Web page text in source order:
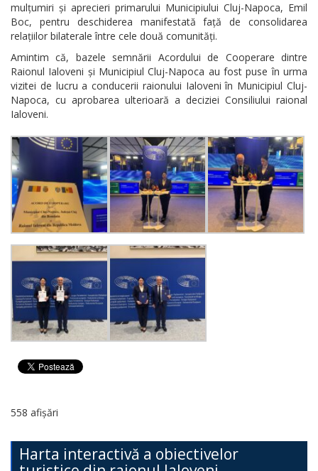
mulțumiri și aprecieri primarului Municipiului Cluj-Napoca, Emil
Boc, pentru deschiderea manifestată față de consolidarea
relațiilor bilaterale între cele două comunități.
Amintim că, bazele semnării Acordului de Cooperare dintre
Raionul Ialoveni și Municipiul Cluj-Napoca au fost puse în urma
vizitei de lucru a conducerii raionului Ialoveni în Municipiul Cluj-
Napoca, cu aprobarea ulterioară a deciziei Consiliului raional
Ialoveni.
558 afișări
Harta interactivă a obiectivelor